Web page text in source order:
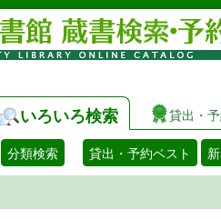
いろいろ検索 貸出・
分類検索 貸出・予約ベスト